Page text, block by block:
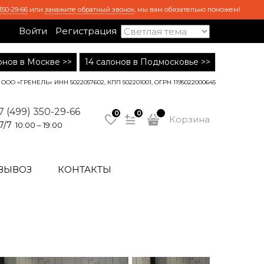
29-66 или закажите обратный звонок, мы вам обязательно поможем!
Войти Регистрация
в Москве >> 14 салонов в Подмосковье >>
ООО «ГРЕНЕЛЬ» ИНН 5022057602, КПП 502201001, ОГРН 1195022000645
(499) 350-29-66
7 10:00 – 19:00
0 0
Корзина
КОНТАКТЫ